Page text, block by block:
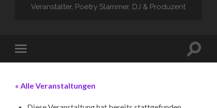
Veranstalter, Poetry Slammer, DJ & Produzent
« Alle Veranstaltungen